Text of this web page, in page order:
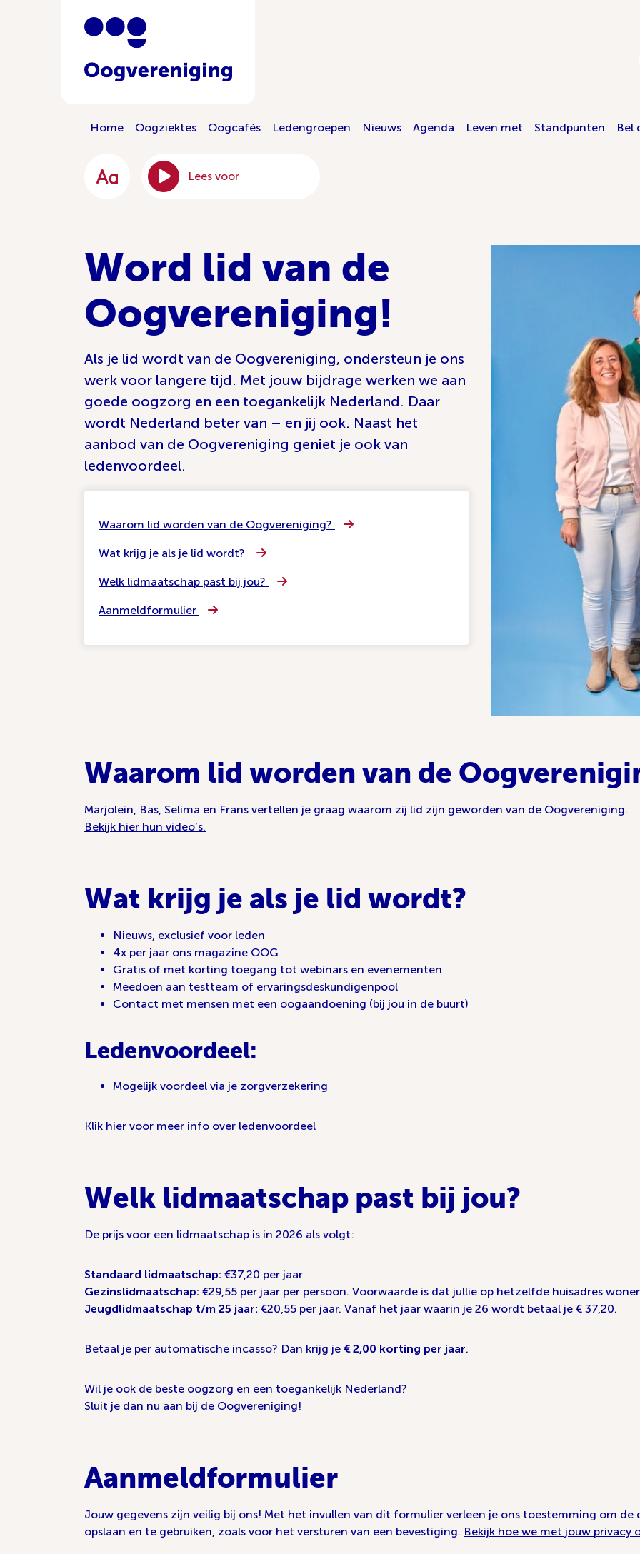
Home Oogziektes Oogcafés Ledengroepen Nieuws Agenda Leven met Standpunten Bel
Lees voor
Word lid van de
Oogvereniging!
Als je lid wordt van de Oogvereniging, ondersteun je ons
werk voor langere tijd. Met jouw bijdrage werken we aan
goede oogzorg en een toegankelijk Nederland. Daar
wordt Nederland beter van – en jij ook. Naast het
aanbod van de Oogvereniging geniet je ook van
ledenvoordeel.
Waarom lid worden van de Oogvereniging?
Wat krijg je als je lid wordt?
Welk lidmaatschap past bij jou?
Aanmeldformulier
Waarom lid worden van de
Marjolein, Bas, Selima en Frans vertellen je graag waarom zij lid zijn geworden van de Oogvereniging.
Bekijk hier hun video’s.
Wat krijg je als je lid wordt?
Nieuws, exclusief voor leden
4x per jaar ons magazine OOG
Gratis of met korting toegang tot webinars en evenementen
Meedoen aan testteam of ervaringsdeskundigenpool
Contact met mensen met een oogaandoening (bij jou in de buurt)
Ledenvoordeel:
Mogelijk voordeel via je zorgverzekering
Klik hier voor meer info over ledenvoordeel
Welk lidmaatschap past bij jou?
De prijs voor een lidmaatschap is in 2026 als volgt:
Standaard lidmaatschap: €37,20 per jaar
Gezinslidmaatschap: €29,55 per jaar per persoon. Voorwaarde is dat jullie op hetzelfde huisadres
Jeugdlidmaatschap t/m 25 jaar: €20,55 per jaar. Vanaf het jaar waarin je 26 wordt betaal je € 37,20.
Betaal je per automatische incasso? Dan krijg je € 2,00 korting per jaar.
Wil je ook de beste oogzorg en een toegankelijk Nederland?
Sluit je dan nu aan bij de Oogvereniging!
Aanmeldformulier
Jouw gegevens zijn veilig bij ons! Met het invullen van dit formulier verleen je ons toestemming om
opslaan en te gebruiken, zoals voor het versturen van een bevestiging. Bekijk hoe we met jouw privacy